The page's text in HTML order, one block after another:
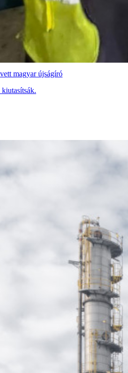
magyar újságíró